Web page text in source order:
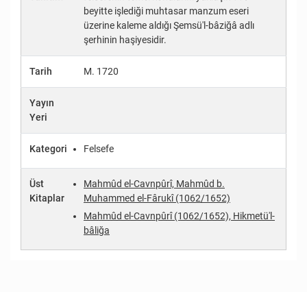
beyitte işlediği muhtasar manzum eseri
üzerine kaleme aldığı Şemsü'l-bâziğâ adlı
şerhinin haşiyesidir.
Tarih M. 1720
Yayın
Yeri
Kategori Felsefe
Üst
Kitaplar
Mahmûd el-Cavnpûrî, Mahmûd b.
Muhammed el-Fârukî (1062/1652)
Mahmûd el-Cavnpûrî (1062/1652), Hikmetü'l-
bâliğa